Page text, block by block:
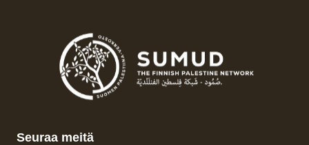
Seuraa meitä